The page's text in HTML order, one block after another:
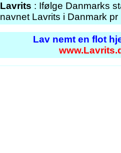
Lavrits : Ifølge Danmarks
navnet Lavrits i Danmark
Lav nemt en flot